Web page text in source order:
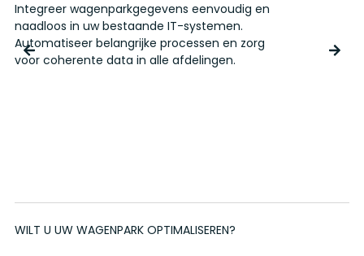
Integreer wagenparkgegevens eenvoudig en
naadloos in uw bestaande IT-systemen.
Automatiseer belangrijke processen en zorg
voor coherente data in alle afdelingen.
WILT U UW WAGENPARK OPTIMALISEREN?